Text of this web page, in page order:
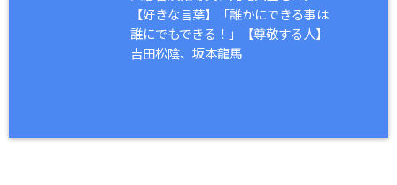
【好きな言葉】「誰かにできる事は
誰にでもできる！」【尊敬する人】
吉田松陰、坂本龍馬